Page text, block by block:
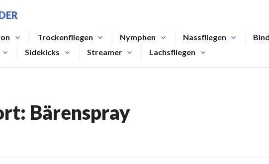
Trockenfliegen Nymphen Nassfliegen
Sidekicks Streamer Lachsfliegen
Bärenspray